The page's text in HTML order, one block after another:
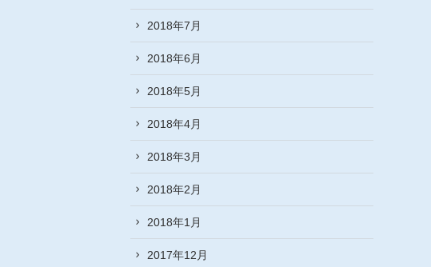
2018年7月
2018年6月
2018年5月
2018年4月
2018年3月
2018年2月
2018年1月
2017年12月